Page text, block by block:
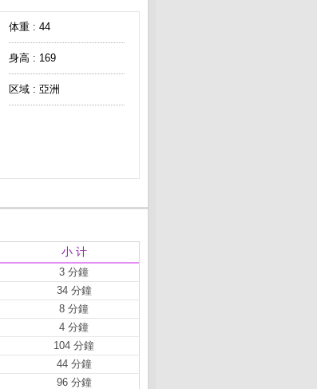
体重 : 44
身高 : 169
区域 : 亞洲
小 计
3 分鐘
34 分鐘
8 分鐘
4 分鐘
104 分鐘
44 分鐘
96 分鐘